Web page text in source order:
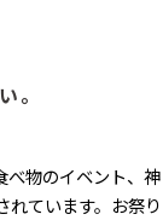
。
べ物のイベント、神
れています。お祭り